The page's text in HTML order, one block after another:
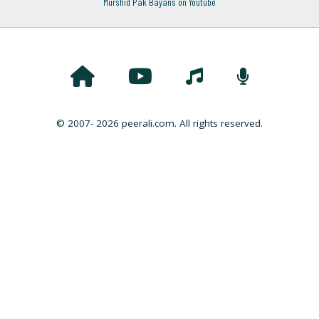
© 2007- 2026 peerali.com. All rights reserved.